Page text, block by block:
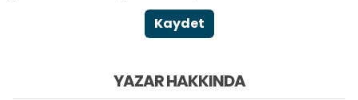
Kaydet
YAZAR HAKKINDA